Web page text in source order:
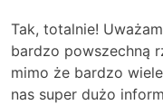
Tak, totalnie!
bardzo powszechną
mimo że bardzo
nas super dużo